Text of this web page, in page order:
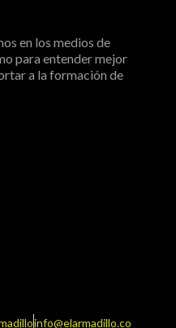
en los medios de
para entender mejor
a la formación de
info@elarmadillo.co